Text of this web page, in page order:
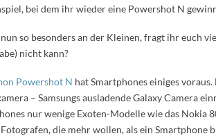
bei dem ihr wieder eine Powershot N
so besonders an der Kleinen, fragt ihr euch
nicht kann?
Powershot N hat Smartphones einiges
– Samsungs ausladende Galaxy Camera
nur wenige Exoten-Modelle wie das
die mehr wollen, als ein Smartphone